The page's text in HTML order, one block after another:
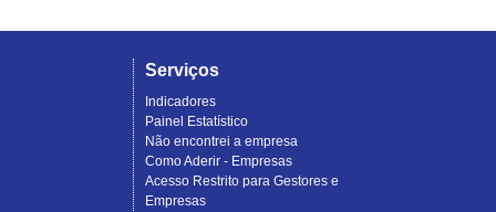
Serviços
Indicadores
Painel Estatístico
Não encontrei a empresa
Como Aderir - Empresas
Acesso Restrito para Gestores e
Empresas